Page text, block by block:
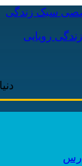
رویایی
دنیا